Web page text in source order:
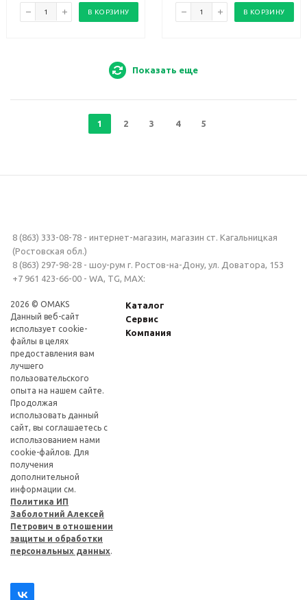
В КОРЗИНУ В КОРЗИНУ
Показать еще
1 2 3 4 5
8 (863) 333-08-78 - интернет-магазин, магазин ст. Кагальницкая
(Ростовская обл.)
8 (863) 297-98-28 - шоу-рум г. Ростов-на-Дону, ул. Доватора, 153
+7 961 423-66-00 - WA, TG, MAX:
2026 © OMAKS
Данный веб-сайт
использует cookie-
файлы в целях
предоставления вам
лучшего
пользовательского
опыта на нашем сайте.
Продолжая
использовать данный
сайт, вы соглашаетесь с
использованием нами
cookie-файлов. Для
получения
дополнительной
информации см.
Политика ИП
Заболотний Алексей
Петрович в отношении
защиты и обработки
персональных данных.
Каталог
Сервис
Компания